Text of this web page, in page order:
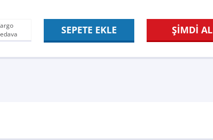
SEPETE EKLE ŞİMDİ AL